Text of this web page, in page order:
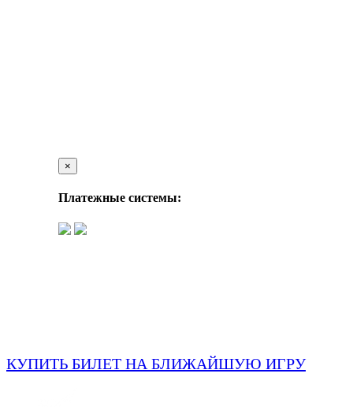
×
Платежные системы:
КУПИТЬ БИЛЕТ НА БЛИЖАЙШУЮ ИГРУ